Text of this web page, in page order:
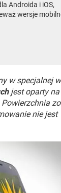
Androida i iOS,
wersje
w specjalnej
jest oparty na
nie jest